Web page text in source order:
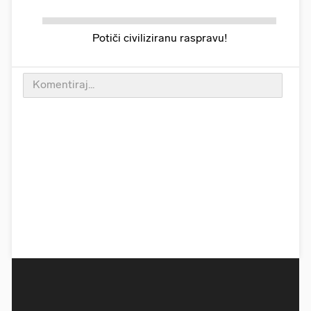
Potiči civiliziranu raspravu!